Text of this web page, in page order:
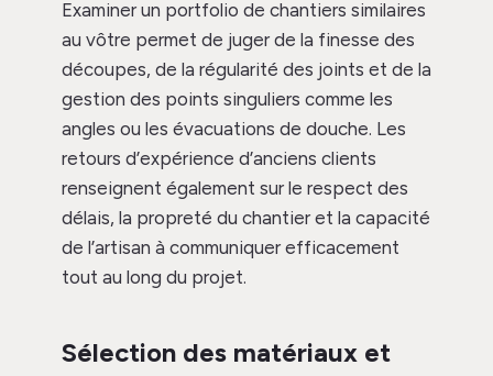
Examiner un portfolio de chantiers similaires
au vôtre permet de juger de la finesse des
découpes, de la régularité des joints et de la
gestion des points singuliers comme les
angles ou les évacuations de douche. Les
retours d’expérience d’anciens clients
renseignent également sur le respect des
délais, la propreté du chantier et la capacité
de l’artisan à communiquer efficacement
tout au long du projet.
Sélection des matériaux et